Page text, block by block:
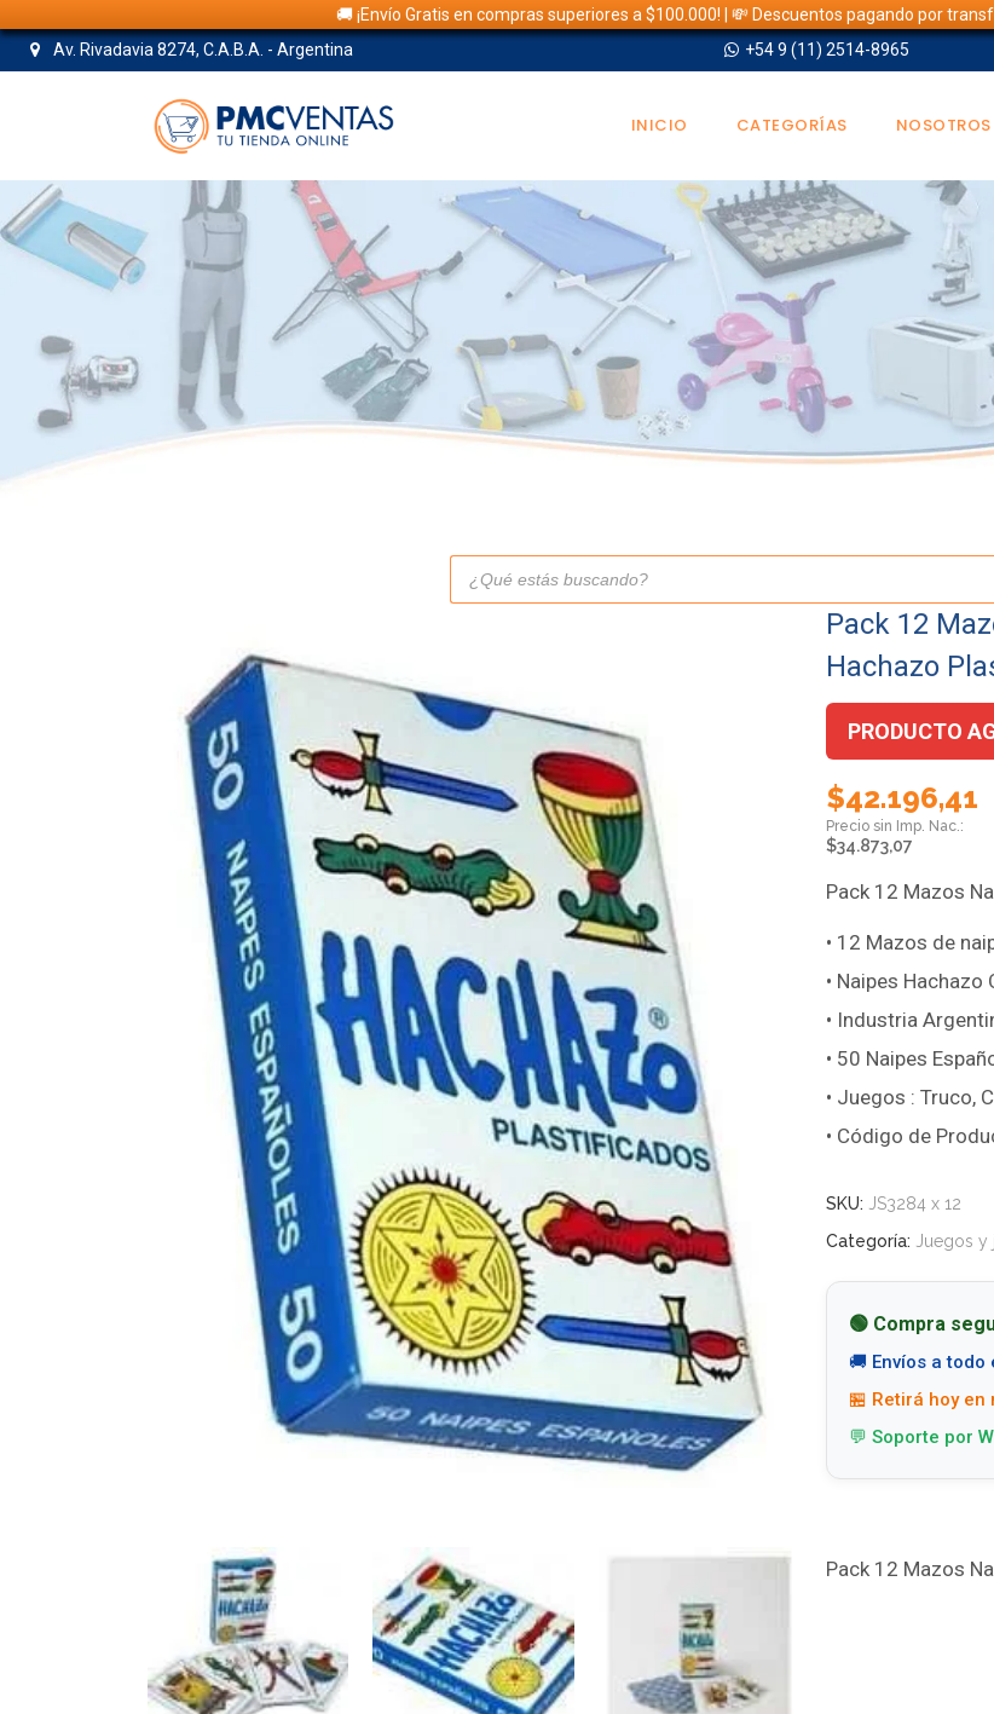
🚚 ¡Envío Gratis en compras superiores a $100.000! | 💸 Descuentos pagando por
Av. Rivadavia 8274, C.A.B.A. - Argentina
+54 9 (11) 2514-8965
INICIO CATEGORÍAS NOSOTROS
TIENDA
Búsqueda
productos
Pack 12
Hachazo
PRODUCTO
$42.196,41
$34.873,07
Pack 12 Mazos
• 12 Mazos de
• Naipes Hachazo
• Industria
• 50 Naipes
• Juegos : Truco,
• Código de
SKU: JS3284 x 12
Categoría: Juegos y
🟢 Compra
🚚 Envíos a todo
🏪 Retirá hoy
💬 Soporte por
Pack 12 Mazos